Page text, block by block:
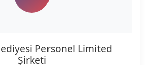
Personel Limited
Şirketi